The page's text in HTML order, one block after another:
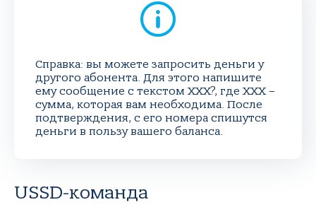
Справка: вы можете запросить деньги у
другого абонента. Для этого напишите
ему сообщение с текстом ХХХ?, где ХХХ –
сумма, которая вам необходима. После
подтверждения, с его номера спишутся
деньги в пользу вашего баланса.
USSD-команда